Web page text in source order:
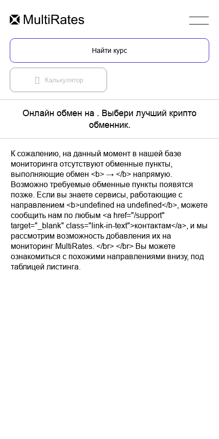
Найти курс
Калькулятор
Онлайн обмен на . Выбери лучший крипто
обменник.
К сожалению, на данный момент в нашей базе
мониторинга отсутствуют обменные пункты,
выполняющие обмен <b> → </b> напрямую.
Возможно требуемые обменные пункты появятся
позже. Если вы знаете сервисы, работающие с
направлением <b>undefined на undefined</b>, можете
сообщить нам по любым <a href="/support"
target="_blank" class="link-in-text">контактам</a>, и мы
рассмотрим возможность добавления их на
мониторинг MultiRates. </br> </br> Вы можете
ознакомиться с похожими направлениями внизу, под
таблицей листинга.